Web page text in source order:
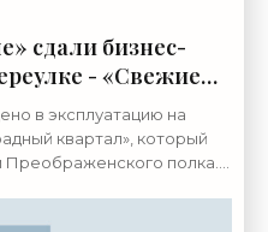
сдали бизнес-
- «Свежие
в эксплуатацию на
квартал», который
полка.